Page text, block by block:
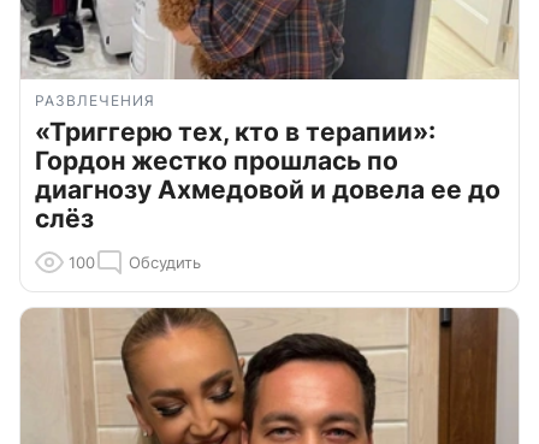
РАЗВЛЕЧЕНИЯ
«Триггерю тех, кто в терапии»:
Гордон жестко прошлась по
диагнозу Ахмедовой и довела ее до
слёз
100 Обсудить